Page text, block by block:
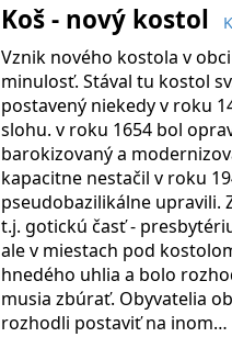
Koš - nový kostol
Vznik nového kostola v
minulosť. Stával tu kostol
postavený niekedy v roku
slohu. v roku 1654 bol
barokizovaný a
kapacitne nestačil v roku
pseudobazilikálne upravili.
t.j. gotickú časť -
ale v miestach pod
hnedého uhlia a bolo
musia zbúrať. Obyvatelia
rozhodli postaviť na inom…